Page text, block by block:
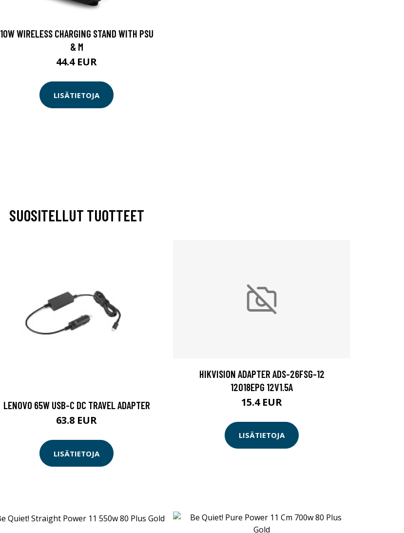
10W WIRELESS CHARGING STAND WITH PSU
& M
44.4 EUR
LISÄTIETOJA
SUOSITELLUT TUOTTEET
LENOVO 65W USB-C DC TRAVEL ADAPTER
63.8 EUR
LISÄTIETOJA
HIKVISION ADAPTER ADS-26FSG-12
12018EPG 12V1.5A
15.4 EUR
LISÄTIETOJA